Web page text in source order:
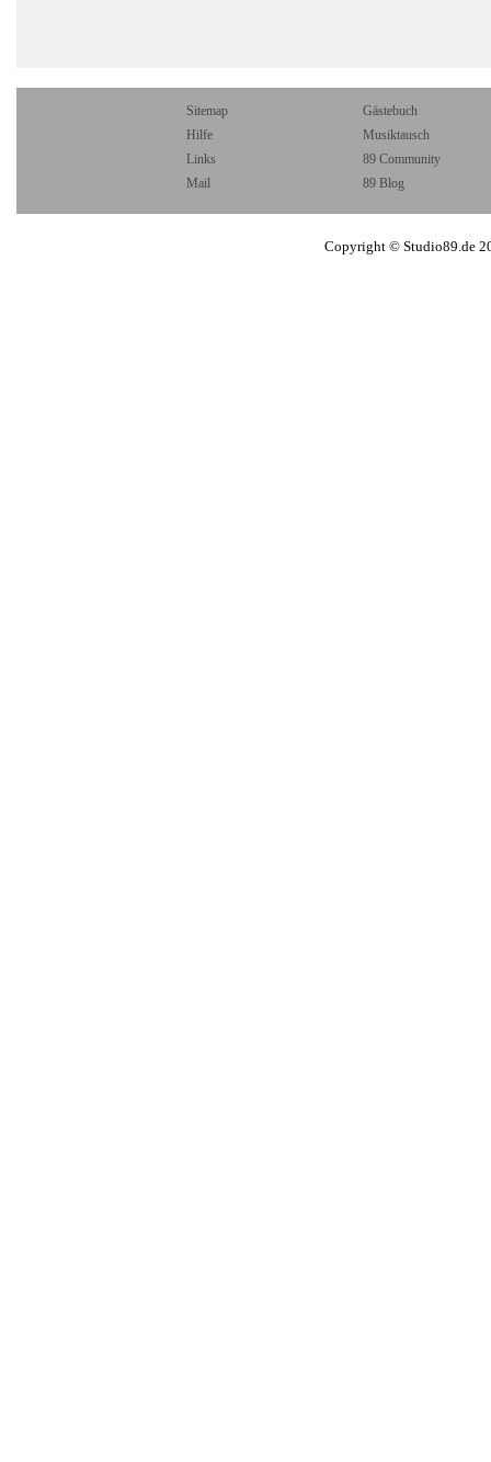
Sitemap
Gästebuch
Hilfe
Musiktausch
Links
89 Community
Mail
89 Blog
Copyright © Studio89.de